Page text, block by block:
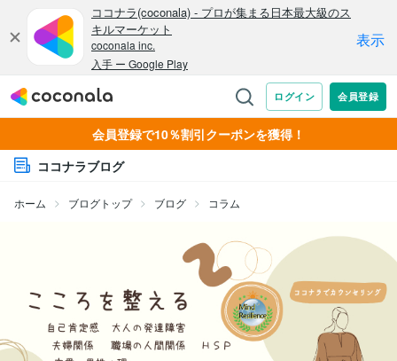
会員登録で10％割引クーポンを獲得！
ココナラブログ
ホーム ブログトップ ブログ コラム